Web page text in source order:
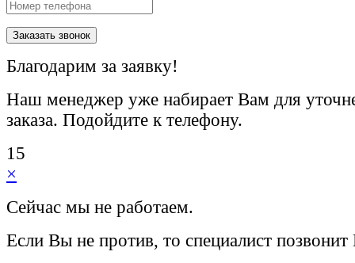
Заказать звонок
Благодарим за заявку!
Наш менеджер уже набирает Вам для
заказа. Подойдите к телефону.
15
×
Сейчас мы не работаем.
Если Вы не против, то специалист